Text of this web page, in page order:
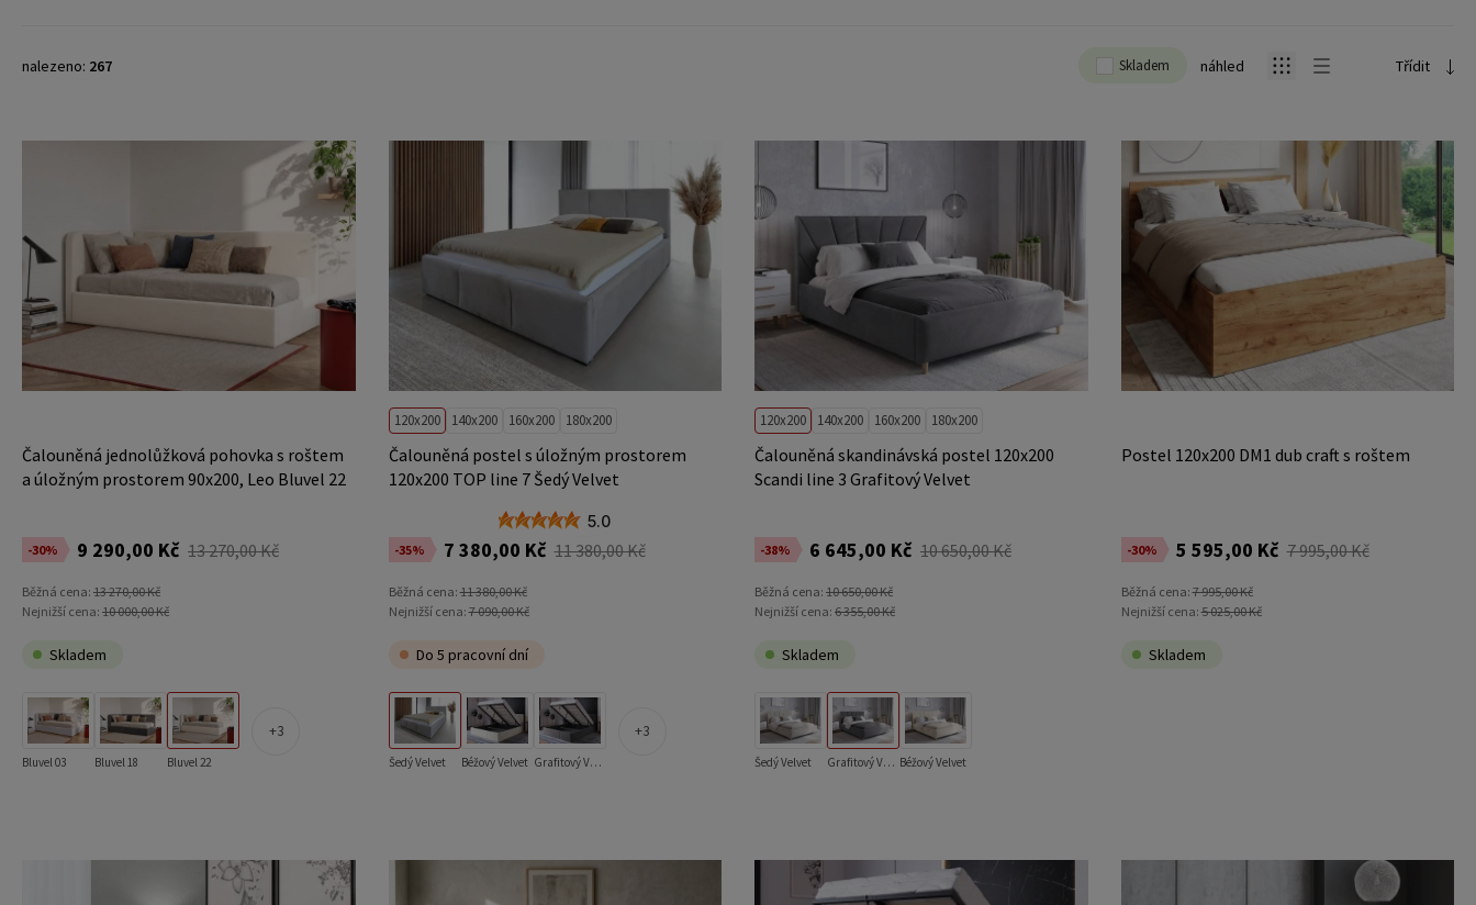
nalezeno: 267 Skladem náhled Třídit
Čalouněná jednolůžková pohovka s roštem
a úložným prostorem 90x200, Leo Bluvel 22
-30% 9 290,00 Kč 13 270,00 Kč
Běžná cena: 13 270,00 Kč
Nejnižší cena: 10 000,00 Kč
Skladem
Bluvel 03 Bluvel 18 Bluvel 22
3
120x200 140x200 160x200 180x200
Čalouněná postel s úložným prostorem
120x200 TOP line 7 Šedý Velvet
5.0
-35% 7 380,00 Kč 11 380,00 Kč
Běžná cena:11 380,00 Kč
Nejnižší cena:7 090,00 Kč
Do 5 pracovní dní
Šedý Velvet Béžový Velvet Grafitový Velvet
3
120x200 140x200 160x200 180x200
Čalouněná skandinávská postel 120x200
Scandi line 3 Grafitový Velvet
-38% 6 645,00 Kč 10 650,00 Kč
Běžná cena: 10 650,00 Kč
Nejnižší cena: 6 355,00 Kč
Skladem
Šedý Velvet Grafitový Velvet Béžový Velvet
Postel 120x200 DM1 dub craft s roštem
-30% 5 595,00 Kč 7 995,00 Kč
Běžná cena:7 995,00 Kč
Nejnižší cena:5 025,00 Kč
Skladem